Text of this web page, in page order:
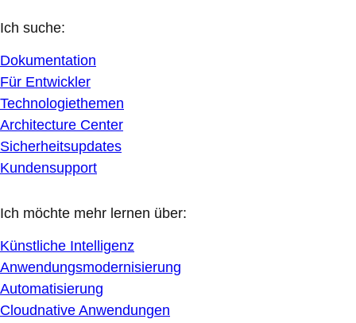
Ich suche:
Dokumentation
Für Entwickler
Technologiethemen
Architecture Center
Sicherheitsupdates
Kundensupport
Ich möchte mehr lernen über:
Künstliche Intelligenz
Anwendungsmodernisierung
Automatisierung
Cloudnative Anwendungen